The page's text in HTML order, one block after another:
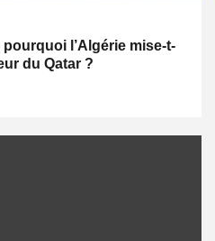
l’Algérie mise-t-
du Qatar ?